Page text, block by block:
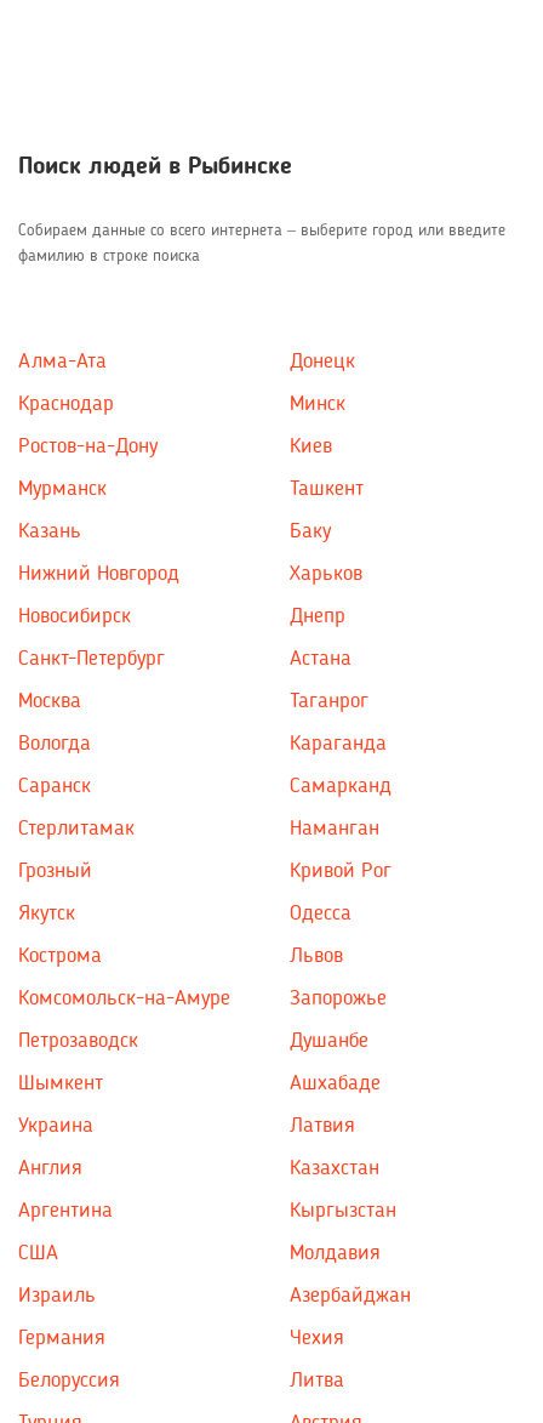
Поиск людей в Рыбинске
Собираем данные со всего интернета – выберите город или введите
фамилию в строке поиска
Алма-Ата
Краснодар
Ростов-на-Дону
Мурманск
Казань
Нижний Новгород
Новосибирск
Санкт-Петербург
Москва
Донецк
Минск
Киев
Ташкент
Баку
Харьков
Днепр
Астана
Таганрог
Вологда
Саранск
Стерлитамак
Грозный
Якутск
Кострома
Комсомольск-на-Амуре
Петрозаводск
Шымкент
Караганда
Самарканд
Наманган
Кривой Рог
Одесса
Львов
Запорожье
Душанбе
Ашхабаде
Украина
Англия
Аргентина
США
Израиль
Латвия
Казахстан
Кыргызстан
Молдавия
Азербайджан
Германия
Белоруссия
Чехия
Литва